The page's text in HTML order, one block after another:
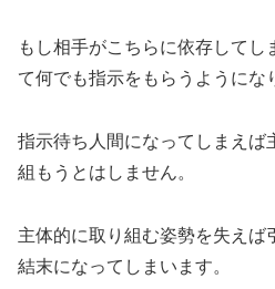
もし相手がこちらに依存してし
て何でも指示をもらうようにな
指示待ち人間になってしまえば
組もうとはしません。
主体的に取り組む姿勢を失えば
結末になってしまいます。